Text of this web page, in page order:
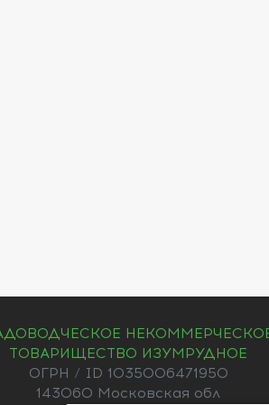
ТОВАРИЩЕСТВО ИЗУМРУДНОЕ
ОГРН / ID 1035006471950
143060 Московская обл